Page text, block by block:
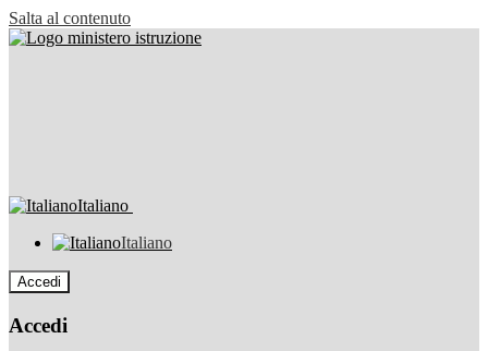
Salta al contenuto
Italiano
Italiano
Accedi
Accedi